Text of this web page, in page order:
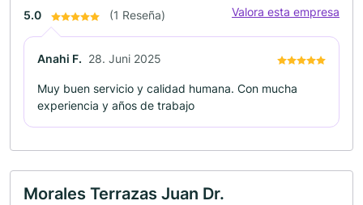
5.0 (1 Reseña) Valora esta empresa
Anahi F. 28. Juni 2025
Muy buen servicio y calidad humana. Con mucha
experiencia y años de trabajo
Morales Terrazas Juan Dr.